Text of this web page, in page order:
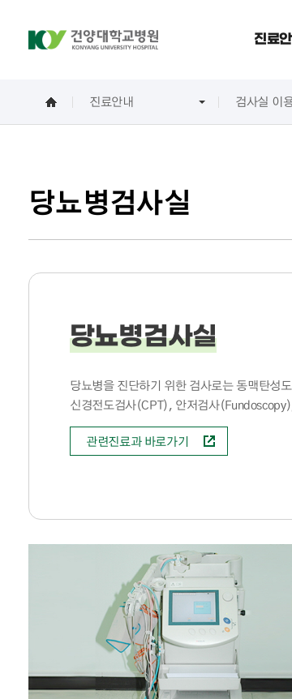
진료
진료안내 검사실 이
당뇨병검사실
당뇨병검사실
당뇨병을 진단하기 위한 검사로는 동맥탄
신경전도검사(CPT), 안저검사
관련진료과 바로가기